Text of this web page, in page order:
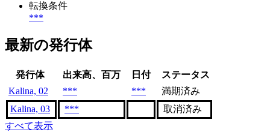
転換条件
***
最新の発行体
発行体 出来高、百万 日付
ステータス
Kalina, 02
*** ***
満期済み
Kalina, 03
***
取消済み
すべて表示